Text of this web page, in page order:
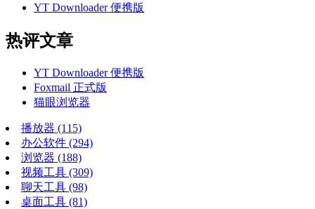
YT Downloader 便携版
热评文章
YT Downloader 便携版
Foxmail 正式版
猫眼浏览器
播放器 (115)
办公软件 (294)
浏览器 (188)
视频工具 (309)
聊天工具 (98)
桌面工具 (81)